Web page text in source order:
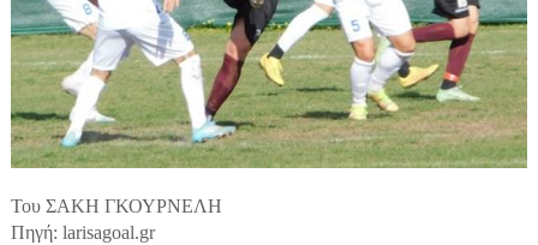
Του ΣΑΚΗ ΓΚΟΥΡΝΕΛΗ
Πηγή: larisagoal.gr